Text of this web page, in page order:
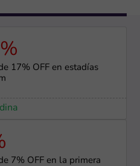
17% OFF en estadías
7% OFF en la primera